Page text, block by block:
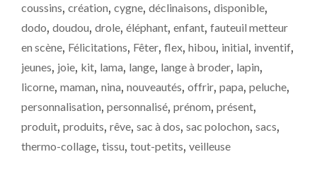
coussins, création, cygne, déclinaisons, disponible,
dodo, doudou, drole, éléphant, enfant, fauteuil metteur
en scène, Félicitations, Fêter, flex, hibou, initial, inventif,
jeunes, joie, kit, lama, lange, lange à broder, lapin,
licorne, maman, nina, nouveautés, offrir, papa, peluche,
personnalisation, personnalisé, prénom, présent,
produit, produits, rêve, sac à dos, sac polochon, sacs,
thermo-collage, tissu, tout-petits, veilleuse